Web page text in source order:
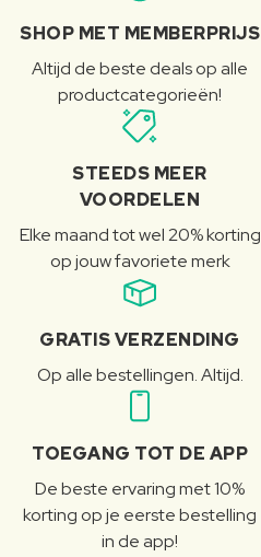
SHOP MET MEMBERPRIJS
Altijd de beste deals op alle
productcategorieën!
STEEDS MEER
VOORDELEN
Elke maand tot wel 20% korting
op jouw favoriete merk
GRATIS VERZENDING
Op alle bestellingen. Altijd.
TOEGANG TOT DE APP
De beste ervaring met 10%
korting op je eerste bestelling
in de app!